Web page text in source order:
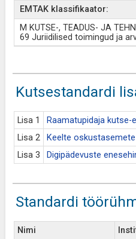
EMTAK klassifikaator:
M KUTSE-, TEADUS- JA
69 Juriidilised toimingud ja
Kutsestandardi
Lisa 1
Raamatupidaja kutse-
Lisa 2
Keelte
Lisa 3
Digipädevuste
Standardi
Nimi